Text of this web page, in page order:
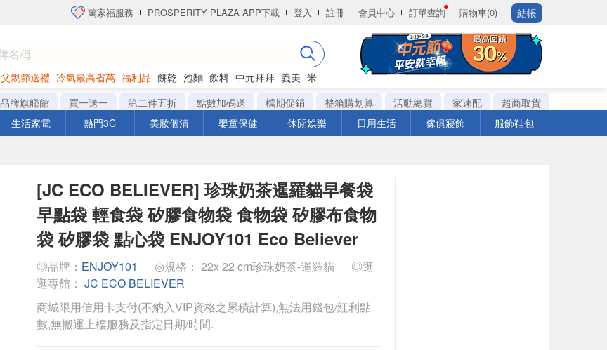
萬家福服務 PROSPERITY PLAZA APP下載 登入 註冊 會員中心 訂單查詢 購物車(0) 結帳
父親節送禮 冷氣最高省萬 福利品 餅乾 泡麵 飲料 中元拜拜 義美 米
品牌旗艦館 買一送一 第二件五折 點數加碼送 檔期促銷 整箱購划算 活動總覽 家速配
超商取貨
生活家電 熱門3C 美妝個清 嬰童保健 休閒娛樂 日用生活 傢俱寢飾 服飾鞋包
[JC ECO BELIEVER] 珍珠奶茶暹羅貓早餐袋
早點袋 輕食袋 矽膠食物袋 食物袋 矽膠布食物
袋 矽膠袋 點心袋 ENJOY101 Eco Believer
◎品牌： ENJOY101 ◎規格： 22x 22 cm珍珠奶茶-暹羅貓
◎逛
逛專館： JC ECO BELIEVER
商城限用信用卡支付(不納入VIP資格之累積計算),無法用錢包/紅利點
數,無搬運上樓服務及指定日期/時間.